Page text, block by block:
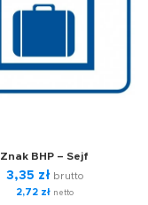
Znak BHP – Sejf
3,35 zł brutto
2,72 złnetto